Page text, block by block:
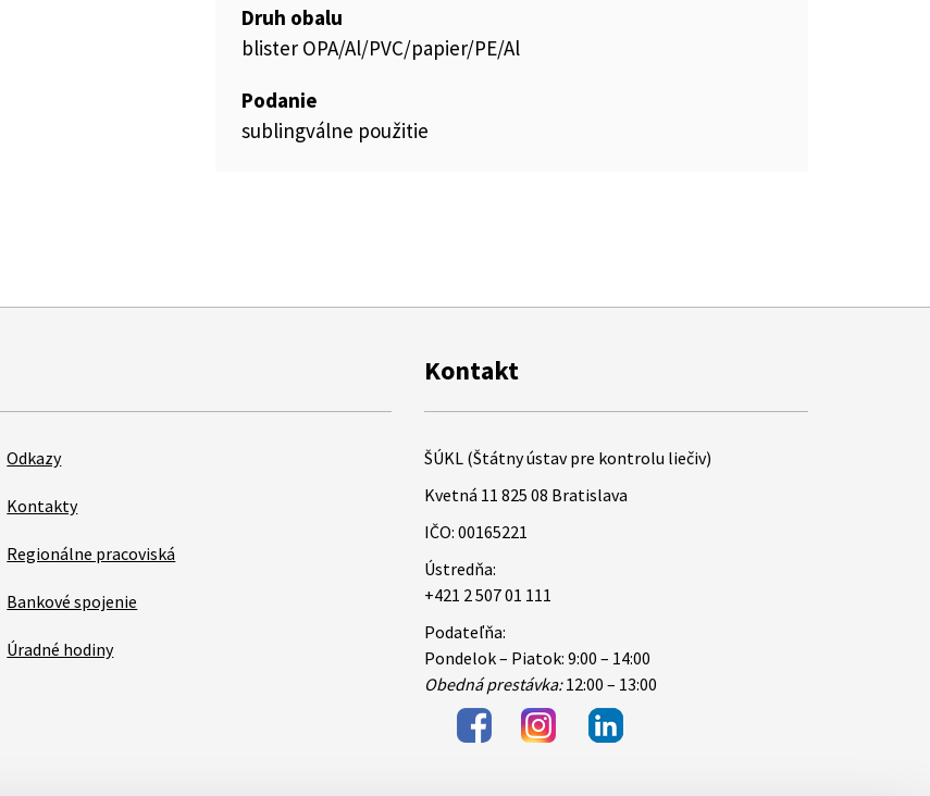
Druh obalu
blister OPA/Al/PVC/papier/PE/Al
Podanie
sublingválne použitie
Odkazy
Kontakty
Regionálne pracoviská
Bankové spojenie
Úradné hodiny
Kontakt
ŠÚKL (Štátny ústav pre kontrolu liečiv)
Kvetná 11 825 08 Bratislava
IČO: 00165221
Ústredňa:
+421 2 507 01 111
Podateľňa:
Pondelok – Piatok: 9:00 – 14:00
Obedná prestávka:12:00 – 13:00